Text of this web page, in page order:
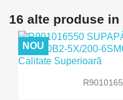
16 alte produse
NOU